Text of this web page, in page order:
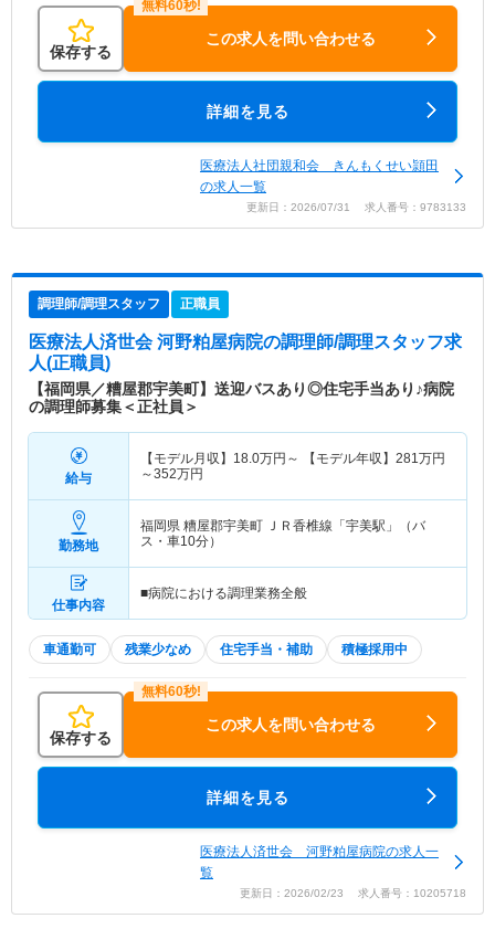
保存する
この求人を問い合わせる
詳細を見る
医療法人社団親和会 きんもくせい頴田
の求人一覧
更新日：2026/07/31 求人番号：9783133
調理師/調理スタッフ 正職員
医療法人済世会 河野粕屋病院の調理師/調理スタッフ求
人(正職員)
【福岡県／糟屋郡宇美町】送迎バスあり◎住宅手当あり♪病院
の調理師募集＜正社員＞
給与
【モデル月収】 18.0万円～ 【モデル年収】 281 万円
～352万円
勤務地
福岡県 糟屋郡宇美町
ＪＲ香椎線「宇美駅」（バ
ス・車10分）
仕事内容
■病院における調理業務全般
車通勤可 残業少なめ 住宅手当・補助 積極採用中
保存する
この求人を問い合わせる
詳細を見る
医療法人済世会 河野粕屋病院の求人一
覧
更新日：2026/02/23 求人番号：10205718